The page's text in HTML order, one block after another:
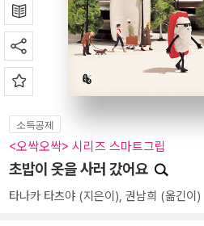
소득공제
<오싹오싹> 시리즈 스마트그립
초밥이 옷을 사러 갔어요
타나카 타츠야 (지은이), 권남희 (옮긴이)